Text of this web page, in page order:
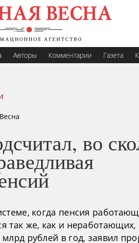
Авторы Комментарии Газета
во
когда пенсия
так же, как и неработающих,
рублей в год, заявил